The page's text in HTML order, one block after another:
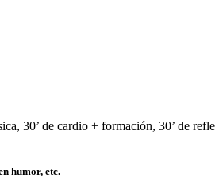
30’ de cardio + formación, 30’ de
humor, etc.